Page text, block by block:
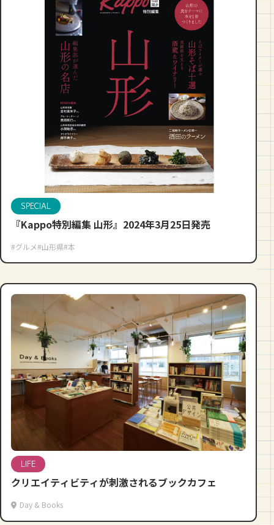
SPECIAL
『Kappo特別編集 山形』2024年3月25日発売
#グルメ#山形県#本
LIFE
クリエイティビティが刺激されるブックカフェ
Day & Books